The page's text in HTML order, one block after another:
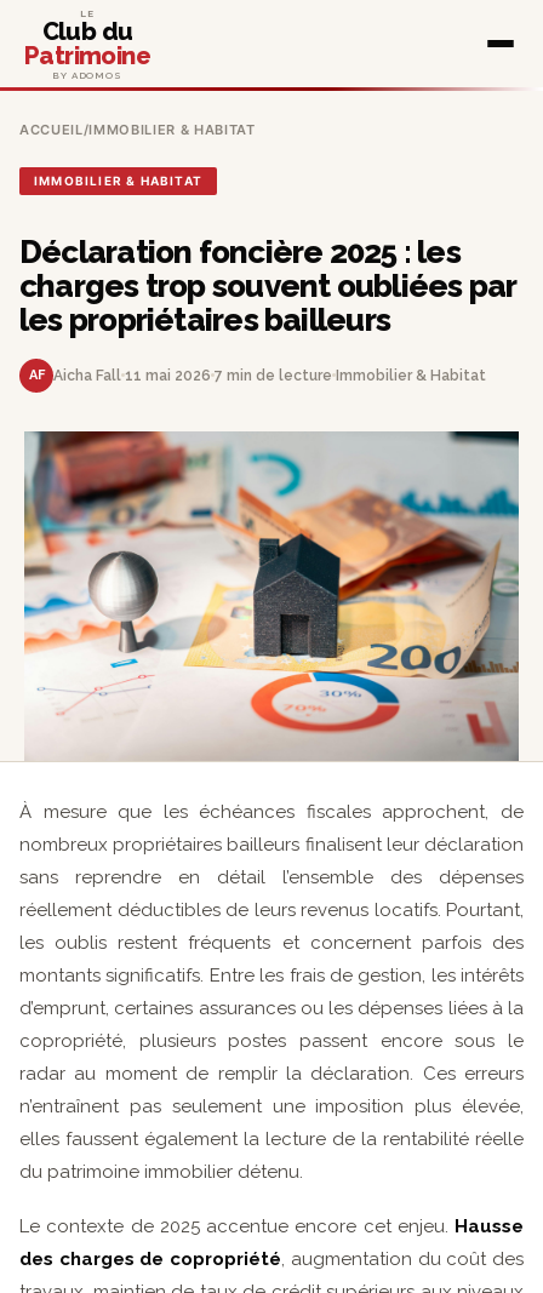
LE
Club du
Patrimoine
BY ADOMOS
ACCUEIL/IMMOBILIER & HABITAT
IMMOBILIER & HABITAT
Déclaration foncière 2025 : les
charges trop souvent oubliées par
les propriétaires bailleurs
AF Aicha Fall 11 mai 2026 7 min de lecture Immobilier & Habitat
À mesure que les échéances fiscales approchent, de
nombreux propriétaires bailleurs finalisent leur déclaration
sans reprendre en détail l’ensemble des dépenses
réellement déductibles de leurs revenus locatifs. Pourtant,
les oublis restent fréquents et concernent parfois des
montants significatifs. Entre les frais de gestion, les intérêts
d’emprunt, certaines assurances ou les dépenses liées à la
copropriété, plusieurs postes passent encore sous le
radar au moment de remplir la déclaration. Ces erreurs
n’entraînent pas seulement une imposition plus élevée,
elles faussent également la lecture de la rentabilité réelle
du patrimoine immobilier détenu.
Le contexte de 2025 accentue encore cet enjeu. Hausse
des charges de copropriété, augmentation du coût des